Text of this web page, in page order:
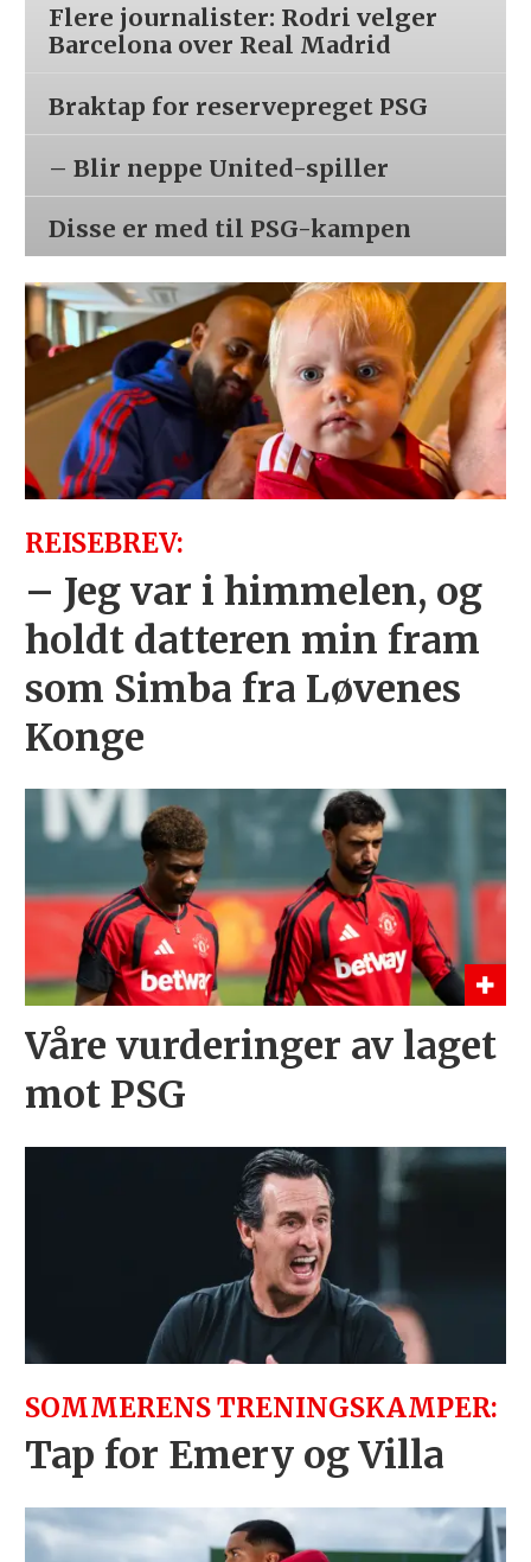
Flere journalister: Rodri velger
Barcelona over Real Madrid
Braktap for reservepreget PSG
– Blir neppe United-spiller
Disse er med til PSG-kampen
REISEBREV:
– Jeg var i himmelen, og
holdt datteren min fram
som Simba fra Løvenes
Konge
Våre vurderinger av laget
mot PSG
SOMMERENS TRENINGSKAMPER:
Tap for Emery og Villa